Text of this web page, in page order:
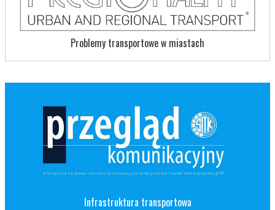
Problemy transportowe w miastach
Infrastruktura transportowa